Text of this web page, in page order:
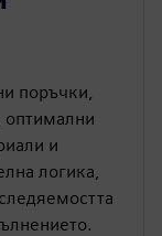
поръчки,
и
логика,